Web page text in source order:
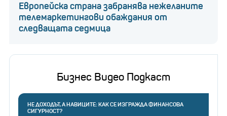
Европейска страна забранява нежеланите
телемаркетингови обаждания от
следващата седмица
Бизнес Видео Подкаст
НЕ ДОХОДЪТ, А НАВИЦИТЕ: КАК СЕ ИЗГРАЖДА ФИНАНСОВА
СИГУРНОСТ?